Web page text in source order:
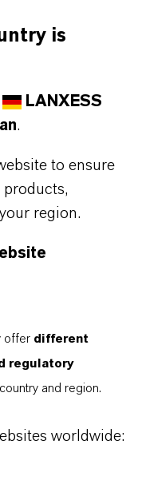
wie
von
die
is
LANXESS
.
to ensure
products,
region.
offer different
regulatory
and region.
worldwide: